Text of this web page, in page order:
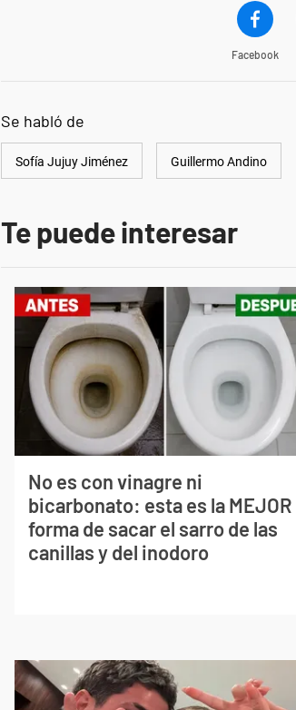
Facebook
Se habló de
Sofía Jujuy Jiménez Guillermo Andino
Te puede interesar
No es con vinagre ni
bicarbonato: esta es la MEJOR
forma de sacar el sarro de las
canillas y del inodoro